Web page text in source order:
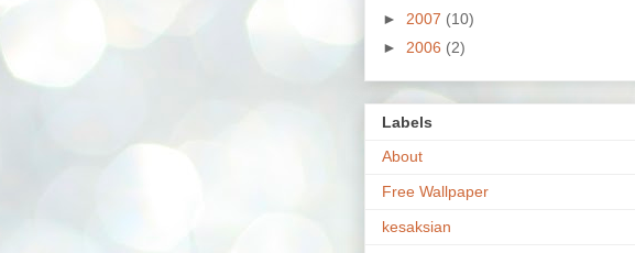
► 2007 (10)
► 2006 (2)
Labels
About
Free Wallpaper
kesaksian